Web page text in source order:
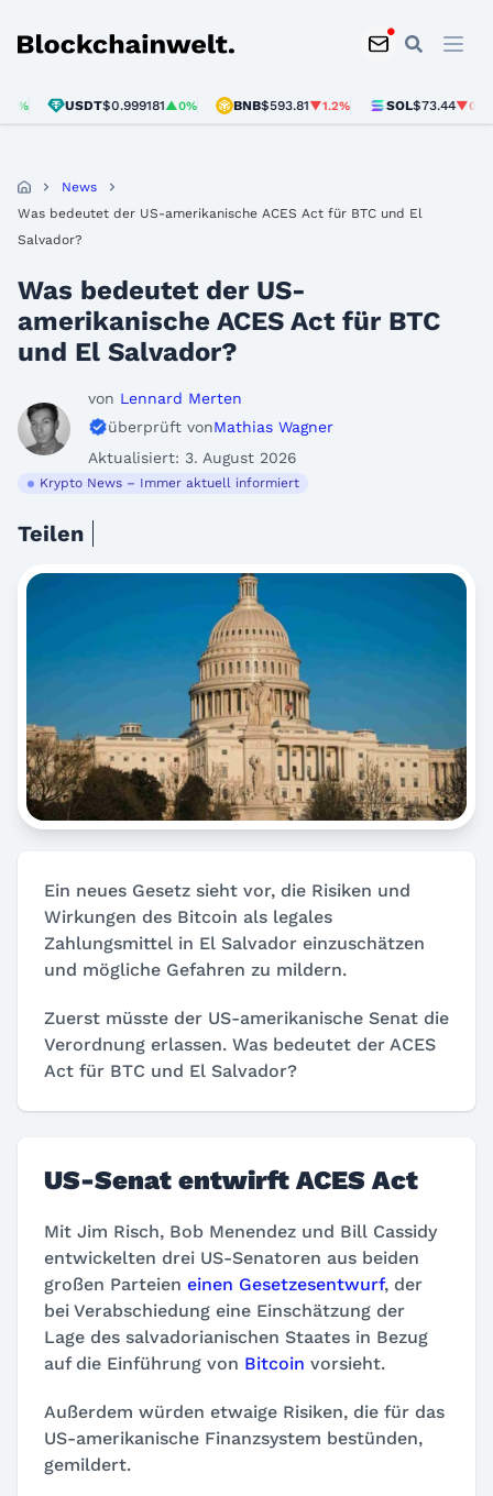
Blockchainwelt
USDT$0.999181▲0% BNB$593.81▼1.2% SOL$73.44▼0.5%
News
Was bedeutet der US-amerikanische ACES Act für BTC und El
Salvador?
Was bedeutet der US-
amerikanische ACES Act für BTC
und El Salvador?
von Lennard Merten
überprüft vonMathias Wagner
Aktualisiert: 3. August 2026
Krypto News – Immer aktuell informiert
Teilen
Ein neues Gesetz sieht vor, die Risiken und
Wirkungen des Bitcoin als legales
Zahlungsmittel in El Salvador einzuschätzen
und mögliche Gefahren zu mildern.
Zuerst müsste der US-amerikanische Senat die
Verordnung erlassen. Was bedeutet der ACES
Act für BTC und El Salvador?
US-Senat entwirft ACES Act
Mit Jim Risch, Bob Menendez und Bill Cassidy
entwickelten drei US-Senatoren aus beiden
großen Parteien einen Gesetzesentwurf, der
bei Verabschiedung eine Einschätzung der
Lage des salvadorianischen Staates in Bezug
auf die Einführung von Bitcoin vorsieht.
Außerdem würden etwaige Risiken, die für das
US-amerikanische Finanzsystem bestünden,
gemildert.